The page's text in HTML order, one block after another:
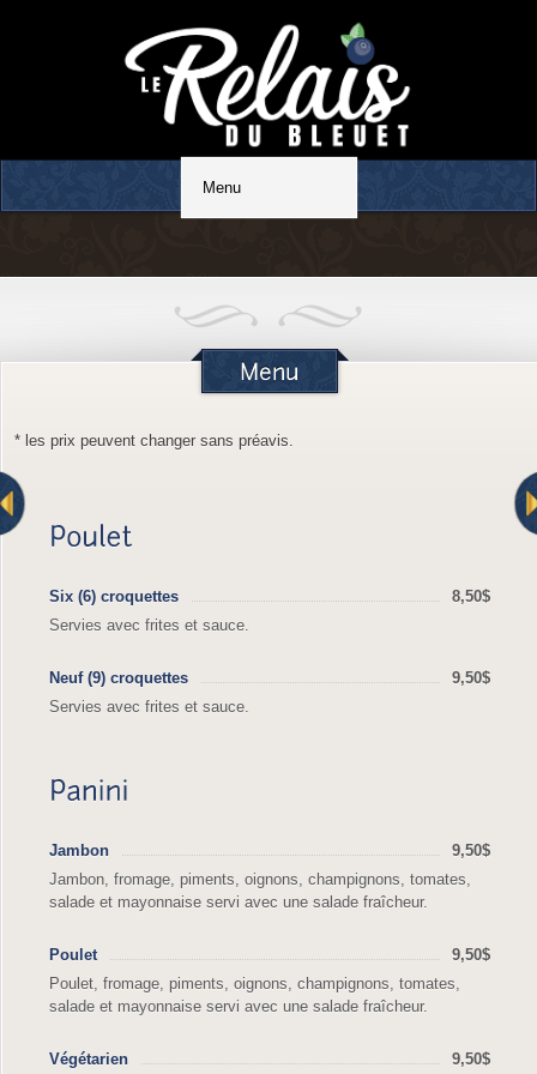
* les prix peuvent changer sans préavis.
8,50$
Six (6) croquettes
Servies avec frites et sauce.
9,50$
Neuf (9) croquettes
Servies avec frites et sauce.
9,50$
Jambon
Jambon, fromage, piments, oignons, champignons, tomates,
salade et mayonnaise servi avec une salade fraîcheur.
9,50$
Poulet
Poulet, fromage, piments, oignons, champignons, tomates,
salade et mayonnaise servi avec une salade fraîcheur.
9,50$
Végétarien